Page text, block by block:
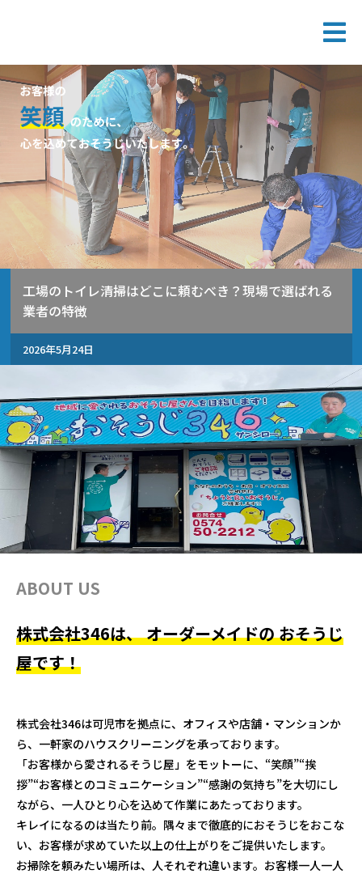
工場のトイレ清掃はどこに頼むべき？現場で選ばれる
業者の特徴
2026年5月24日
ABOUT US
株式会社346は、 オーダーメイドの おそうじ
屋です！
株式会社346は可児市を拠点に、オフィスや店舗・マンションか
ら、一軒家のハウスクリーニングを承っております。
「お客様から愛されるそうじ屋」をモットーに、“笑顔”“挨
拶”“お客様とのコミュニケーション”“感謝の気持ち”を大切にし
ながら、一人ひとり心を込めて作業にあたっております。
キレイになるのは当たり前。隅々まで徹底的におそうじをおこな
い、お客様が求めていた以上の仕上がりをご提供いたします。
お掃除を頼みたい場所は、人それぞれ違います。お客様一人一人